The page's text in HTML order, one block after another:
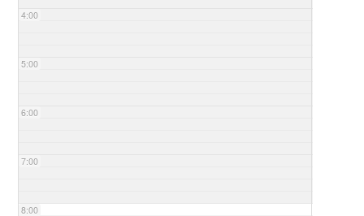
4:00
5:00
6:00
7:00
8:00